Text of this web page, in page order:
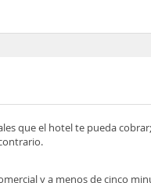
que el hotel te pueda
y a menos de cinco